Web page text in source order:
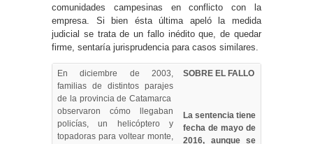
comunidades campesinas en conflicto con la
empresa. Si bien ésta última apeló la medida
judicial se trata de un fallo inédito que, de quedar
firme, sentaría jurisprudencia para casos similares.
En diciembre de 2003,
familias de distintos parajes
de la provincia de Catamarca
observaron cómo llegaban
policías, un helicóptero y
topadoras para voltear monte,
SOBRE EL FALLO
La sentencia tiene
fecha de mayo de
2016, aunque se